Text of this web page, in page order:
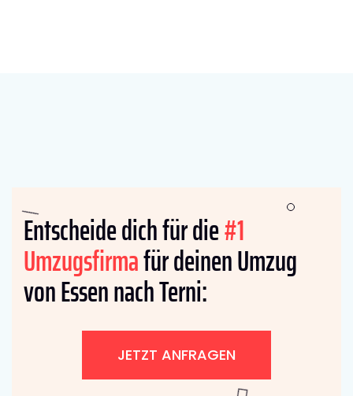
Entscheide dich für die#1
Umzugsfirmafür deinen Umzug
von Essen nach Terni:
JETZT ANFRAGEN